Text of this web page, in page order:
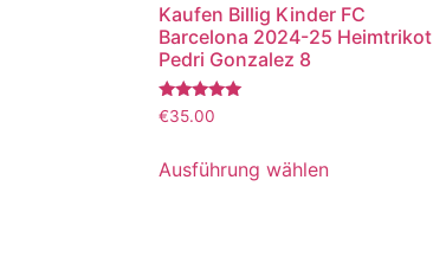
Kaufen Billig Kinder FC
Barcelona 2024-25 Heimtrikot
Pedri Gonzalez 8
Bewertet
mit
von 5
€35.00
Ausführung wählen